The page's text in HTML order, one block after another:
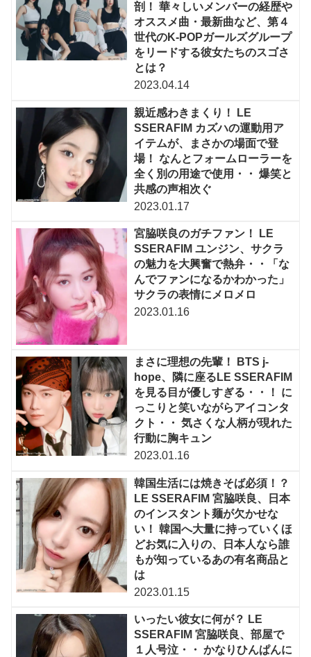
剖！ 華々しいメンバーの経歴や
オススメ曲・最新曲など、第４
世代のK-POPガールズグループ
をリードする彼女たちのスゴさ
とは？
2023.04.14
親近感わきまくり！ LE
SSERAFIM カズハの運動用ア
イテムが、まさかの場面で登
場！ なんとフォームローラーを
全く別の用途で使用・・ 爆笑と
共感の声相次ぐ
2023.01.17
宮脇咲良のガチファン！ LE
SSERAFIM ユンジン、サクラ
の魅力を大興奮で熱弁・・「な
んでファンになるかわかった」
サクラの表情にメロメロ
2023.01.16
まさに理想の先輩！ BTS j-
hope、隣に座るLE SSERAFIM
を見る目が優しすぎる・・！ に
っこりと笑いながらアイコンタ
クト・・ 気さくな人柄が現れた
行動に胸キュン
2023.01.16
韓国生活には焼きそば必須！？
LE SSERAFIM 宮脇咲良、日本
のインスタント麺が欠かせな
い！ 韓国へ大量に持っていくほ
どお気に入りの、日本人なら誰
もが知っているあの有名商品と
は
2023.01.15
いったい彼女に何が？ LE
SSERAFIM 宮脇咲良、部屋で
１人号泣・・ かなりひんぱんに